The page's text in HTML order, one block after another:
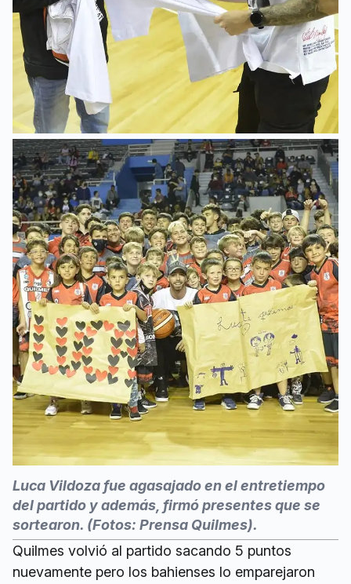
Luca Vildoza fue agasajado en el entretiempo
del partido y además, firmó presentes que se
sortearon. (Fotos: Prensa Quilmes).
Quilmes volvió al partido sacando 5 puntos
nuevamente pero los bahienses lo emparejaron